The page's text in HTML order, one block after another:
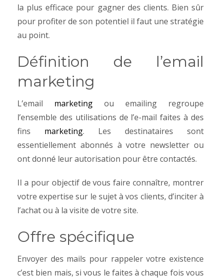
la plus efficace pour gagner des clients. Bien sûr
pour profiter de son potentiel il faut une stratégie
au point.
Définition de l’email
marketing
L’email marketing ou emailing regroupe
l’ensemble des utilisations de l’e-mail faites à des
fins marketing. Les destinataires sont
essentiellement abonnés à votre newsletter ou
ont donné leur autorisation pour être contactés.
Il a pour objectif de vous faire connaître, montrer
votre expertise sur le sujet à vos clients, d’inciter à
l’achat ou à la visite de votre site.
Offre spécifique
Envoyer des mails pour rappeler votre existence
c’est bien mais, si vous le faites à chaque fois vous